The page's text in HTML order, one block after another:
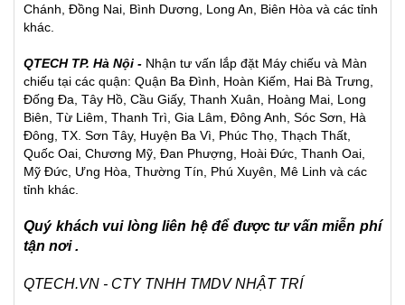
Chánh, Đồng Nai, Bình Dương, Long An, Biên Hòa và các tỉnh
khác.
QTECH TP. Hà Nội - Nhận tư vấn lắp đặt Máy chiếu và Màn
chiếu tại các quận: Quận Ba Đình, Hoàn Kiếm, Hai Bà Trưng,
Đống Đa, Tây Hồ, Cầu Giấy, Thanh Xuân, Hoàng Mai, Long
Biên, Từ Liêm, Thanh Trì, Gia Lâm, Đông Anh, Sóc Sơn, Hà
Đông, TX. Sơn Tây, Huyện Ba Vì, Phúc Thọ, Thạch Thất,
Quốc Oai, Chương Mỹ, Đan Phượng, Hoài Đức, Thanh Oai,
Mỹ Đức, Ưng Hòa, Thường Tín, Phú Xuyên, Mê Linh và các
tỉnh khác.
Quý khách vui lòng liên hệ để được tư vấn miễn phí
tận nơi .
QTECH.VN - CTY TNHH TMDV NHẬT TRÍ